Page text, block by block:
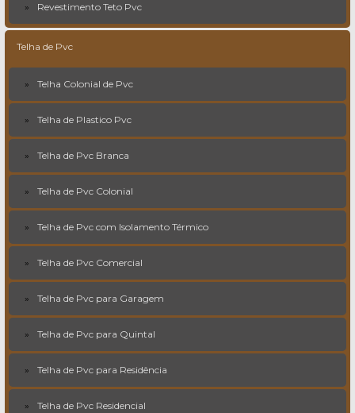
Revestimento Teto Pvc
Telha de Pvc
Telha Colonial de Pvc
Telha de Plastico Pvc
Telha de Pvc Branca
Telha de Pvc Colonial
Telha de Pvc com Isolamento Térmico
Telha de Pvc Comercial
Telha de Pvc para Garagem
Telha de Pvc para Quintal
Telha de Pvc para Residência
Telha de Pvc Residencial